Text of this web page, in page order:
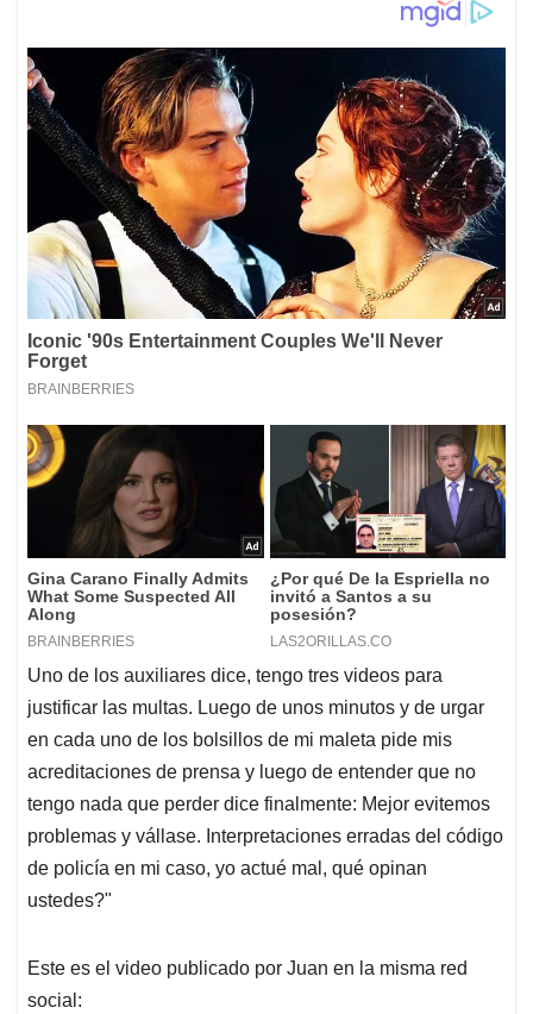
Uno de los auxiliares dice, tengo tres videos para
justificar las multas. Luego de unos minutos y de urgar
en cada uno de los bolsillos de mi maleta pide mis
acreditaciones de prensa y luego de entender que no
tengo nada que perder dice finalmente: Mejor evitemos
problemas y vállase. Interpretaciones erradas del código
de policía en mi caso, yo actué mal, qué opinan
ustedes?"
Este es el video publicado por Juan en la misma red
social: